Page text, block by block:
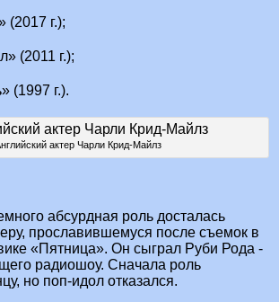
(2017 г.);
(2011 г.);
(1997 г.).
актер Чарли Крид-Майлз
абсурдная роль досталась
прославившемуся после съемок в
«Пятница». Он сыграл Руби Рода -
радиошоу. Сначала роль
но поп-идол отказался.